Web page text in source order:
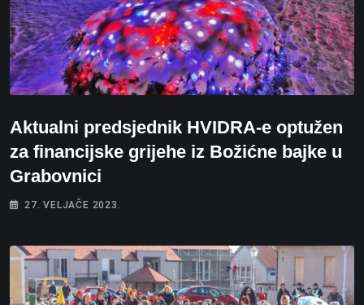
Aktualni predsjednik HVIDRA-e optužen
za financijske grijehe iz Božićne bajke u
Grabovnici
27. VELJAČE 2023.